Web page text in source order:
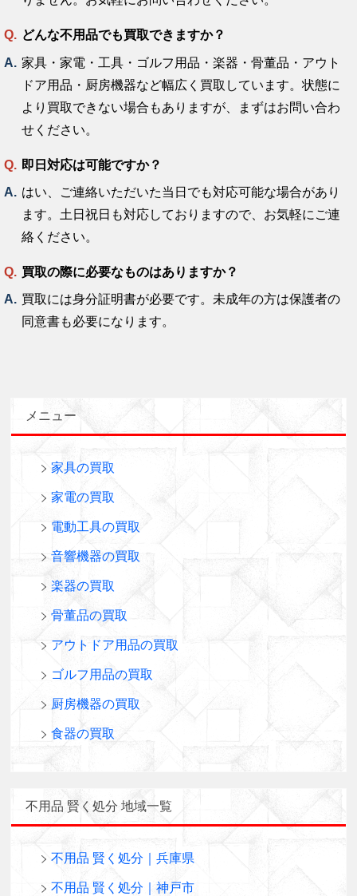
どんな不用品でも買取できますか？
家具・家電・工具・ゴルフ用品・楽器・骨董品・アウト
ドア用品・厨房機器など幅広く買取しています。状態に
より買取できない場合もありますが、まずはお問い合わ
せください。
即日対応は可能ですか？
はい、ご連絡いただいた当日でも対応可能な場合があり
ます。土日祝日も対応しておりますので、お気軽にご連
絡ください。
買取の際に必要なものはありますか？
買取には身分証明書が必要です。未成年の方は保護者の
同意書も必要になります。
メニュー
家具の買取
家電の買取
電動工具の買取
音響機器の買取
楽器の買取
骨董品の買取
アウトドア用品の買取
ゴルフ用品の買取
厨房機器の買取
食器の買取
不用品 賢く処分 地域一覧
不用品 賢く処分｜兵庫県
不用品 賢く処分｜神戸市